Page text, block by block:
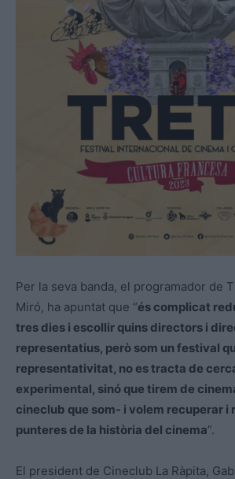
Per la seva banda, el programador de
Miró, ha apuntat que “és complicat
tres dies i escollir quins directors i
representatius, però som un festival
representativitat, no es tracta de
experimental, sinó que tirem de
cineclub que som- i volem recuperar
punteres de la història del cinema”.
El president de Cineclub La Ràpita,